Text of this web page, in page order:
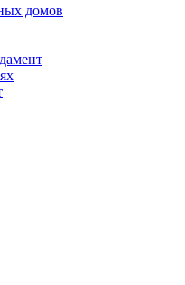
домов